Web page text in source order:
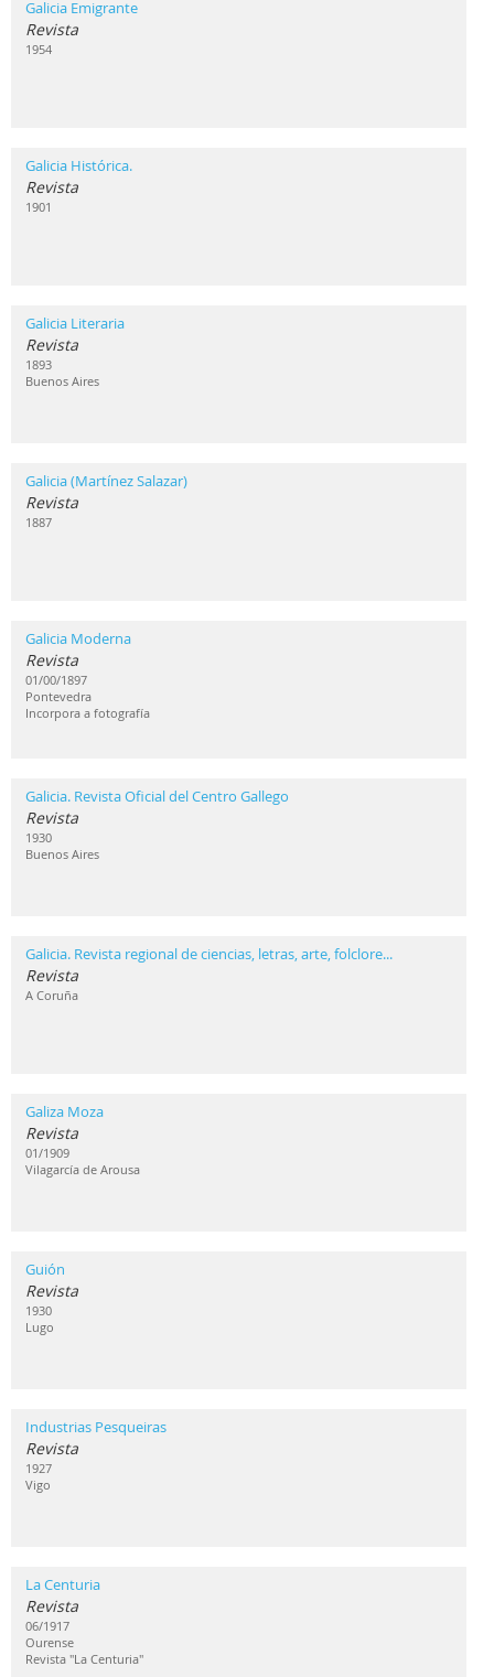
Galicia Emigrante
Revista
1954
Galicia Histórica.
Revista
1901
Galicia Literaria
Revista
1893
Buenos Aires
Galicia (Martínez Salazar)
Revista
1887
Galicia Moderna
Revista
01/00/1897
Pontevedra
Incorpora a fotografía
Galicia. Revista Oficial del Centro Gallego
Revista
1930
Buenos Aires
Galicia. Revista regional de ciencias, letras, arte, folclore...
Revista
A Coruña
Galiza Moza
Revista
01/1909
Vilagarcía de Arousa
Guión
Revista
1930
Lugo
Industrias Pesqueiras
Revista
1927
Vigo
La Centuria
Revista
06/1917
Ourense
Revista "La Centuria"